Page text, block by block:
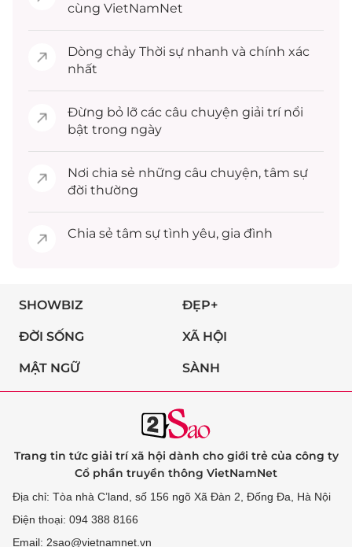
cùng VietNamNet
Dòng chảy Thời sự nhanh và chính xác
nhất
Đừng bỏ lỡ các câu chuyện giải trínổi
bật trong ngày
Nơi chia sẻ những câu chuyện, tâm sự
đời thường
Chia sẻ tâm sự tình yêu, gia đình
SHOWBIZ ĐẸP+
ĐỜI SỐNG XÃ HỘI
MẬT NGỮ SÀNH
Trang tin tức giải trí xã hội dành cho giới trẻ của công ty
Cổ phần truyền thông VietNamNet
Địa chỉ: Tòa nhà C’land, số 156 ngõ Xã Đàn 2, Đống Đa, Hà Nội
Điện thoại: 094 388 8166
Email: 2sao@vietnamnet.vn